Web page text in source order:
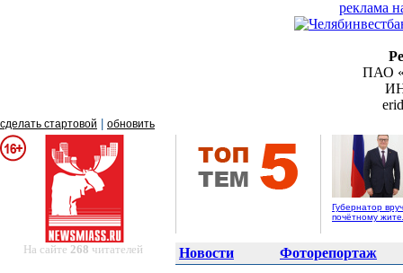
реклама
ПАО
сделать стартовой обновить
Губернатор
почётному
На сайте 268 читателей Новости Фоторепортаж